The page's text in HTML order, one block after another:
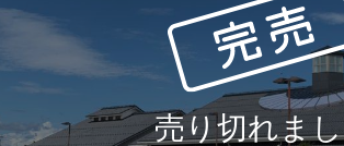
売り切れま
盟スポットに